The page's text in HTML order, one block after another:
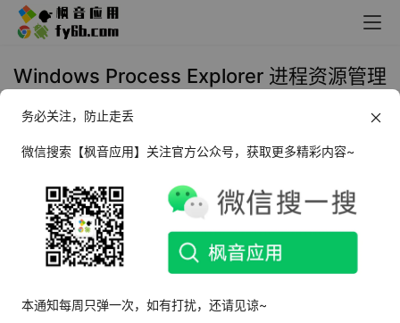
Windows Process Explorer 进程资源管理
2023年12月5日 10:59 装机必备
Process Explorer是一款微软官方出品进程资源
管理工具，不仅结合了Filemon（文件监视器）和
Regmon（注册表监视器）两个工具的功能，还增
务必关注，防止走丢
微信搜索【枫音应用】关注官方公众号，获取更多精彩内容~
本通知每周只弹一次，如有打扰，还请见谅~